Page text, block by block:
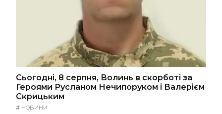
Сьогодні, 8 серпня, Волинь в скорботі за
Героями Русланом Нечипоруком і Валерієм
Скрицьким
# НОВИНИ